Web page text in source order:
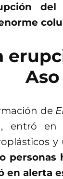
del
de
entró
personas
en alerta